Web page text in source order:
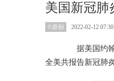
美国新冠肺
©原创 2022-02-12 07:30
据美国约翰
全美共报告新冠肺